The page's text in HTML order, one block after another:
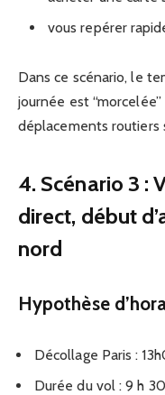
vous repérer
Dans ce scénario, le
journée est
déplacements routiers
4. Scénario 3 :
direct, début
nord
Hypothèse
Décollage Paris :
Durée du vol : 9 h 30